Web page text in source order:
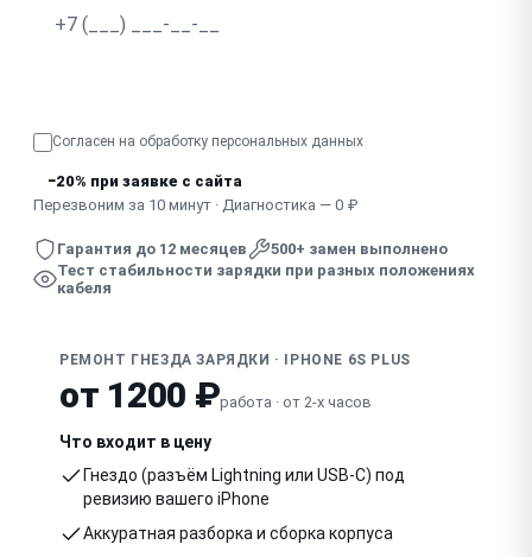
Согласен на обработку персональных данных
−20% при заявке с сайта
Перезвоним за 10 минут · Диагностика — 0 ₽
Гарантия до 12 месяцев
500+ замен выполнено
Тест стабильности зарядки при разных положениях
кабеля
РЕМОНТ ГНЕЗДА ЗАРЯДКИ · IPHONE 6S PLUS
от 1200 ₽работа · от 2-х часов
Что входит в цену
Гнездо (разъём Lightning или USB-C) под
ревизию вашего iPhone
Аккуратная разборка и сборка корпуса